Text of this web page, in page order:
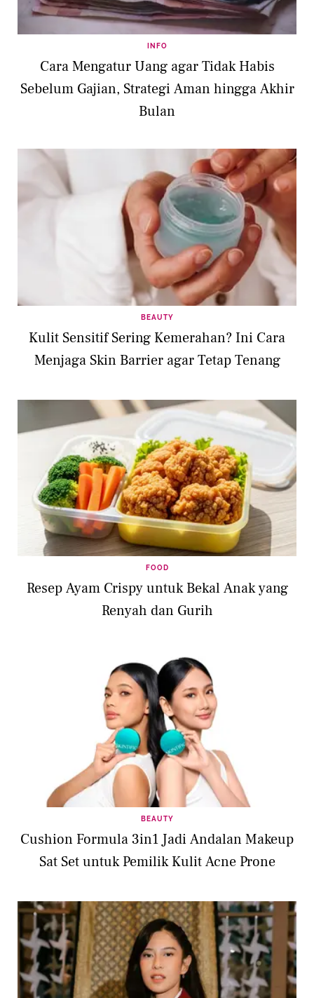
INFO
Cara Mengatur Uang agar Tidak Habis
Sebelum Gajian, Strategi Aman hingga Akhir
Bulan
BEAUTY
Kulit Sensitif Sering Kemerahan? Ini Cara
Menjaga Skin Barrier agar Tetap Tenang
FOOD
Resep Ayam Crispy untuk Bekal Anak yang
Renyah dan Gurih
BEAUTY
Cushion Formula 3in1 Jadi Andalan Makeup
Sat Set untuk Pemilik Kulit Acne Prone